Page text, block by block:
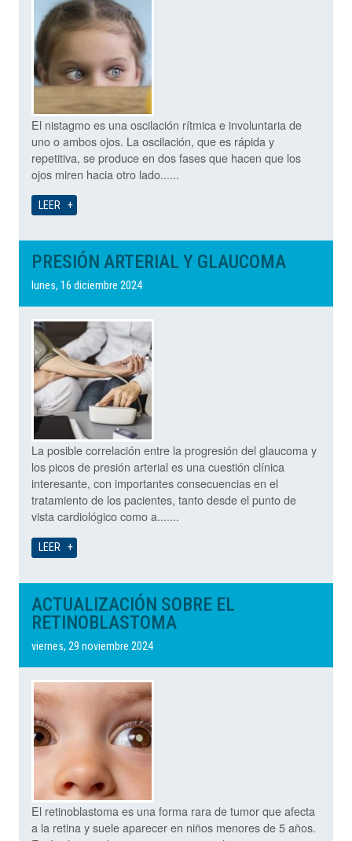
El nistagmo es una oscilación rítmica e involuntaria de
uno o ambos ojos. La oscilación, que es rápida y
repetitiva, se produce en dos fases que hacen que los
ojos miren hacia otro lado......
LEER
PRESIÓN ARTERIAL Y GLAUCOMA
lunes, 16 diciembre 2024
La posible correlación entre la progresión del glaucoma y
los picos de presión arterial es una cuestión clínica
interesante, con importantes consecuencias en el
tratamiento de los pacientes, tanto desde el punto de
vista cardiológico como a.......
LEER
ACTUALIZACIÓN SOBRE EL
RETINOBLASTOMA
viernes, 29 noviembre 2024
El retinoblastoma es una forma rara de tumor que afecta
a la retina y suele aparecer en niños menores de 5 años.